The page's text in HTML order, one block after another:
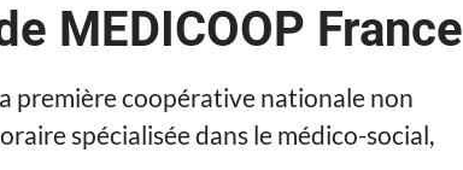
MEDICOOP France
première coopérative nationale non
spécialisée dans le médico-social,